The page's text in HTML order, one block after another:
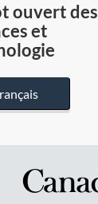
ouvert des
et